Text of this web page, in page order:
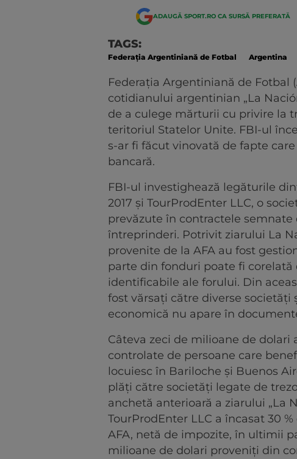
ADAUGĂ SPORT.RO CA SURSĂ PREFERATĂ
TAGS:
Federaţia Argentiniană de Fotbal Argentina
Federaţia Argentiniană de Fotbal
cotidianului argentinian „La
de a culege mărturii cu privire la
teritoriul Statelor Unite. FBI-ul
s-ar fi făcut vinovată de fapte
bancară.
FBI-ul investighează legăturile
2017 şi TourProdEnter LLC, o
prevăzute în contractele
întreprinderi. Potrivit ziarului La
provenite de la AFA au fost
parte din fonduri poate fi
identificabile ale forului. Din
fost vărsaţi către diverse societăţi
economică nu apare în
Câteva zeci de milioane de dolari
controlate de persoane care
locuiesc în Bariloche şi Buenos
plăţi către societăţi legate de
anchetă anterioară a ziarului „La
TourProdEnter LLC a încasat 30
AFA, netă de impozite, în ultimii
milioane de dolari proveniţi din